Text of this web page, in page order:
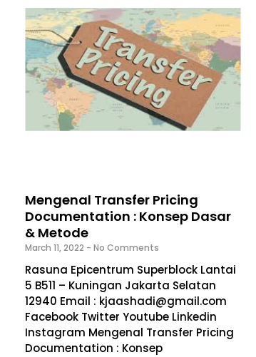
Mengenal Transfer Pricing
Documentation : Konsep Dasar
& Metode
March 11, 2022 No Comments
Rasuna Epicentrum Superblock Lantai
5 B511 – Kuningan Jakarta Selatan
12940 Email : kjaashadi@gmail.com
Facebook Twitter Youtube Linkedin
Instagram Mengenal Transfer Pricing
Documentation : Konsep